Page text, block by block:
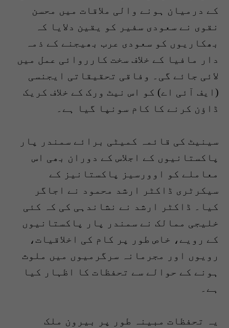
کے درمیان ہونے والی ملاقات میں محسن
نقوی نے سعودی سفیر کو یقین دلایا کہ
بھکاریوں کو سعودی عرب بھیجنے کے ذمہ
دار مافیا کے خلاف سخت کارروائی عمل میں
لائی جائے گی۔ وفاقی تحقیقاتی ایجنسی
(ایف آئی اے) کو اس نیٹ ورک کے خلاف کریک
ڈاؤن کرنے کا کام سونپا گیا ہے۔
سینیٹ کی قائمہ کمیٹی برائے سمندر پار
پاکستانیوں کے اجلاس کے دوران بھی اس
معاملے کو اوورسیز پاکستانیز کے
سیکرٹری ڈاکٹر ارشد محمود نے اجاگر
کیا۔ ڈاکٹر ارشد نے نشاندہی کی کہ کئی
خلیجی ممالک نے سمندر پار پاکستانیوں
کے رویے، خاص طور پر کام کی اخلاقیات،
رویوں اور مجرمانہ سرگرمیوں میں ملوث
ہونے کے حوالے سے تحفظات کا اظہار کیا
ہے۔
یہ تحفظات مبینہ طور پر بیرون ملک